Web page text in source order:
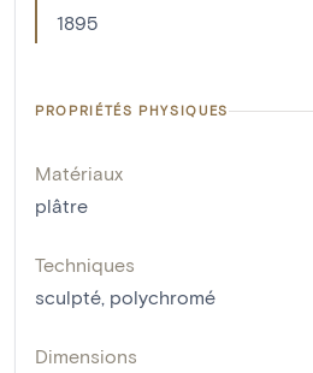
1895
PROPRIÉTÉS PHYSIQUES
Matériaux
plâtre
Techniques
sculpté, polychromé
Dimensions